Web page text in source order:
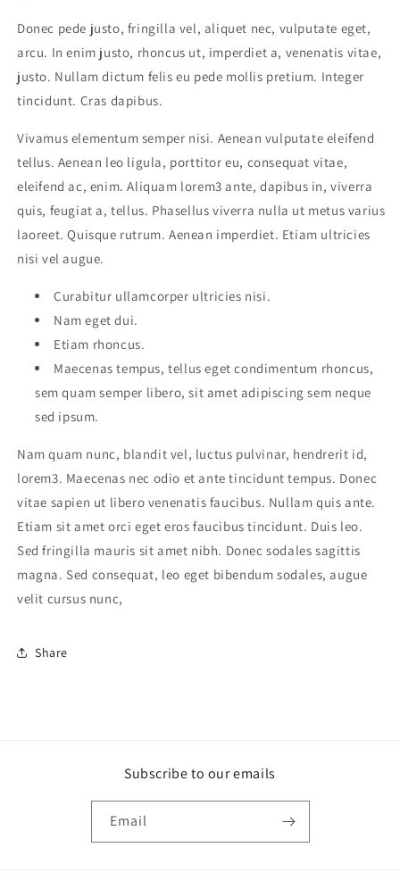
Donec pede justo, fringilla vel, aliquet nec, vulputate eget,
arcu. In enim justo, rhoncus ut, imperdiet a, venenatis vitae,
justo. Nullam dictum felis eu pede mollis pretium. Integer
tincidunt. Cras dapibus.
Vivamus elementum semper nisi. Aenean vulputate eleifend
tellus. Aenean leo ligula, porttitor eu, consequat vitae,
eleifend ac, enim. Aliquam lorem3 ante, dapibus in, viverra
quis, feugiat a, tellus. Phasellus viverra nulla ut metus varius
laoreet. Quisque rutrum. Aenean imperdiet. Etiam ultricies
nisi vel augue.
Curabitur ullamcorper ultricies nisi.
Nam eget dui.
Etiam rhoncus.
Maecenas tempus, tellus eget condimentum rhoncus,
sem quam semper libero, sit amet adipiscing sem neque
sed ipsum.
Nam quam nunc, blandit vel, luctus pulvinar, hendrerit id,
lorem3. Maecenas nec odio et ante tincidunt tempus. Donec
vitae sapien ut libero venenatis faucibus. Nullam quis ante.
Etiam sit amet orci eget eros faucibus tincidunt. Duis leo.
Sed fringilla mauris sit amet nibh. Donec sodales sagittis
magna. Sed consequat, leo eget bibendum sodales, augue
velit cursus nunc,
Share
Subscribe to our emails
Email